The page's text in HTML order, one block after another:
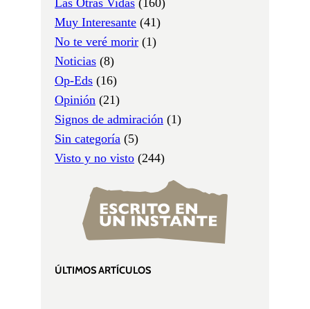
Muy Interesante (41)
No te veré morir (1)
Noticias (8)
Op-Eds (16)
Opinión (21)
Signos de admiración (1)
Sin categoría (5)
Visto y no visto (244)
ÚLTIMOS ARTÍCULOS